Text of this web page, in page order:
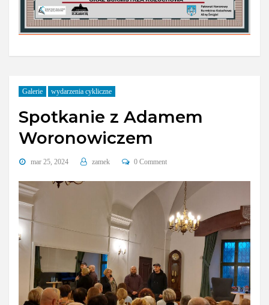
Galerie wydarzenia cykliczne
Spotkanie z Adamem
Woronowiczem
mar 25, 2024 zamek 0 Comment